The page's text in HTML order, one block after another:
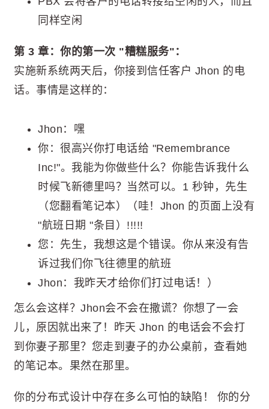
同样空闲
第 3 章：你的第一次 "糟糕服务"：
实施新系统两天后，你接到信任客户 Jhon 的电
话。事情是这样的：
Jhon：嘿
你：很高兴你打电话给 "Remembrance
Inc!"。我能为你做些什么？你能告诉我什么
时候飞新德里吗？当然可以。1 秒钟，先生
（您翻看笔记本）（哇！Jhon 的页面上没有
"航班日期 "条目）!!!!!
您：先生，我想这是个错误。你从来没有告
诉过我们你飞往德里的航班
Jhon：我昨天才给你们打过电话！）
怎么会这样？Jhon会不会在撒谎？你想了一会
儿，原因就出来了！昨天 Jhon 的电话会不会打
到你妻子那里？您走到妻子的办公桌前，查看她
的笔记本。果然在那里。
你的分布式设计中存在多么可怕的缺陷！ 你的分